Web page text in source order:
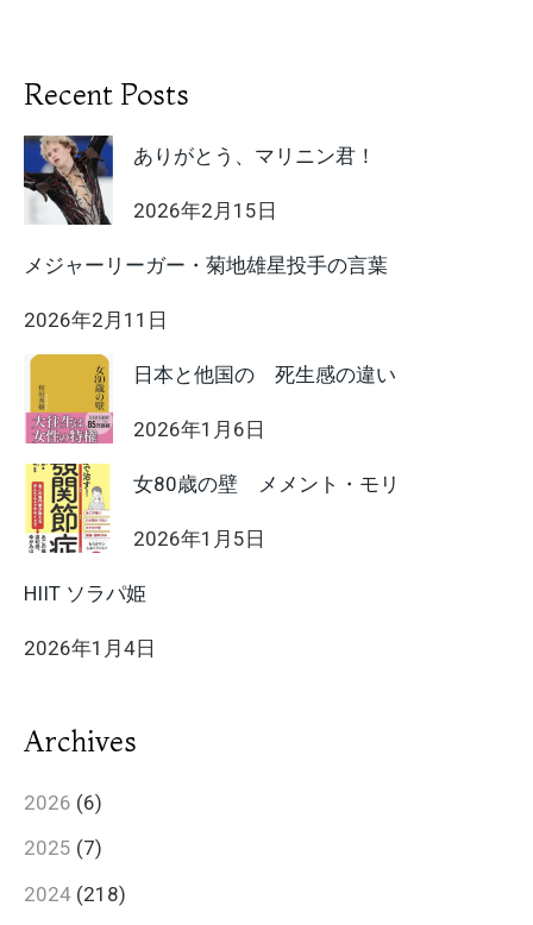
Recent Posts
ありがとう、マリニン君！
2026年2月15日
メジャーリーガー・菊地雄星投手の言葉
2026年2月11日
日本と他国の 死生感の違い
2026年1月6日
女80歳の壁 メメント・モリ
2026年1月5日
HIIT ソラパ姫
2026年1月4日
Archives
2026 (6)
2025 (7)
2024 (218)